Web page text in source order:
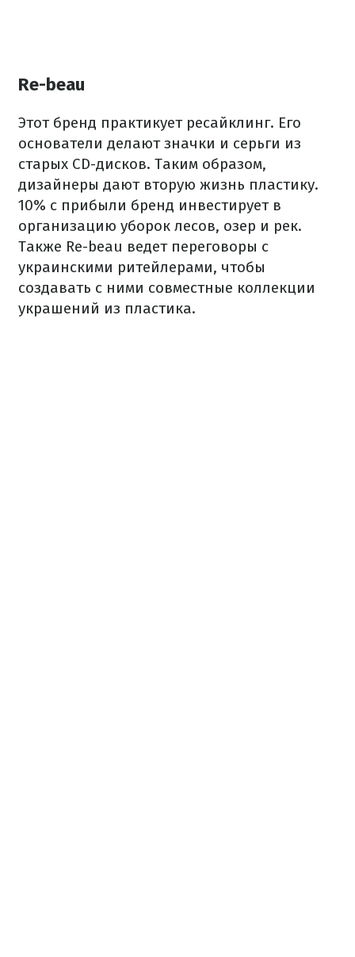
Re-beau
Этот бренд практикует ресайклинг. Его
основатели делают значки и серьги из
старых CD-дисков. Таким образом,
дизайнеры дают вторую жизнь пластику.
10% с прибыли бренд инвестирует в
организацию уборок лесов, озер и рек.
Также Re-beau ведет переговоры с
украинскими ритейлерами, чтобы
создавать с ними совместные коллекции
украшений из пластика.